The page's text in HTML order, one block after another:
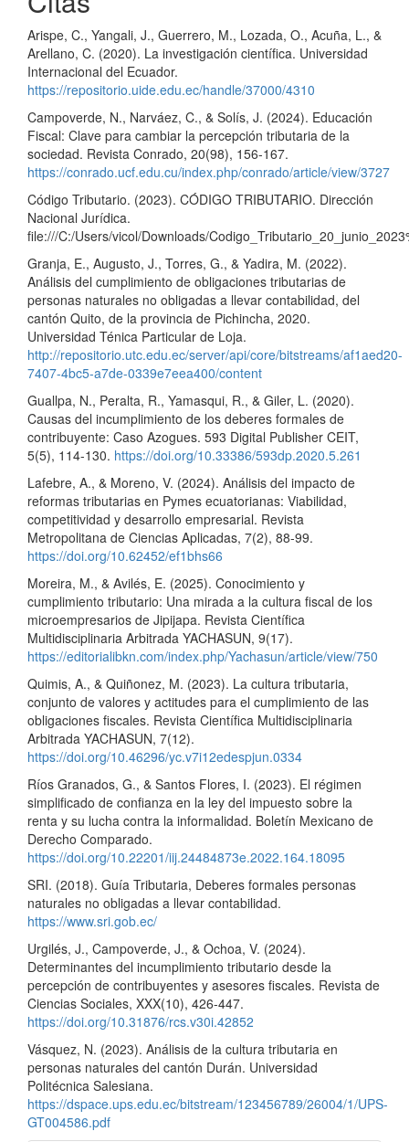
Arispe, C., Yangali, J., Guerrero, M., Lozada, O., Acuña, L., &
Arellano, C. (2020). La investigación científica. Universidad
Internacional del Ecuador.
https://repositorio.uide.edu.ec/handle/37000/4310
Campoverde, N., Narváez, C., & Solís, J. (2024). Educación
Fiscal: Clave para cambiar la percepción tributaria de la
sociedad. Revista Conrado, 20(98), 156-167.
https://conrado.ucf.edu.cu/index.php/conrado/article/view/3727
Código Tributario. (2023). CÓDIGO TRIBUTARIO. Dirección
Nacional Jurídica.
file:///C:/Users/vicol/Downloads/
Granja, E., Augusto, J., Torres, G., & Yadira, M. (2022).
Análisis del cumplimiento de obligaciones tributarias de
personas naturales no obligadas a llevar contabilidad, del
cantón Quito, de la provincia de Pichincha, 2020.
Universidad Ténica Particular de Loja.
http://repositorio.utc.edu.ec/server/api/core/bitstreams/af1aed20-
7407-4bc5-a7de-0339e7eea400/content
Guallpa, N., Peralta, R., Yamasqui, R., & Giler, L. (2020).
Causas del incumplimiento de los deberes formales de
contribuyente: Caso Azogues. 593 Digital Publisher CEIT,
5(5), 114-130. https://doi.org/10.33386/593dp.2020.5.261
Lafebre, A., & Moreno, V. (2024). Análisis del impacto de
reformas tributarias en Pymes ecuatorianas: Viabilidad,
competitividad y desarrollo empresarial. Revista
Metropolitana de Ciencias Aplicadas, 7(2), 88-99.
https://doi.org/10.62452/ef1bhs66
Moreira, M., & Avilés, E. (2025). Conocimiento y
cumplimiento tributario: Una mirada a la cultura fiscal de los
microempresarios de Jipijapa. Revista Científica
Multidisciplinaria Arbitrada YACHASUN, 9(17).
https://editorialibkn.com/index.php/Yachasun/article/view/750
Quimis, A., & Quiñonez, M. (2023). La cultura tributaria,
conjunto de valores y actitudes para el cumplimiento de las
obligaciones fiscales. Revista Científica Multidisciplinaria
Arbitrada YACHASUN, 7(12).
https://doi.org/10.46296/yc.v7i12edespjun.0334
Ríos Granados, G., & Santos Flores, I. (2023). El régimen
simplificado de confianza en la ley del impuesto sobre la
renta y su lucha contra la informalidad. Boletín Mexicano de
Derecho Comparado.
https://doi.org/10.22201/iij.24484873e.2022.164.18095
SRI. (2018). Guía Tributaria, Deberes formales personas
naturales no obligadas a llevar contabilidad.
https://www.sri.gob.ec/
Urgilés, J., Campoverde, J., & Ochoa, V. (2024).
Determinantes del incumplimiento tributario desde la
percepción de contribuyentes y asesores fiscales. Revista de
Ciencias Sociales, XXX(10), 426-447.
https://doi.org/10.31876/rcs.v30i.42852
Vásquez, N. (2023). Análisis de la cultura tributaria en
personas naturales del cantón Durán. Universidad
Politécnica Salesiana.
https://dspace.ups.edu.ec/bitstream/123456789/26004/1/UPS-
GT004586.pdf